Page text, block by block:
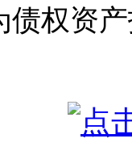
债权资